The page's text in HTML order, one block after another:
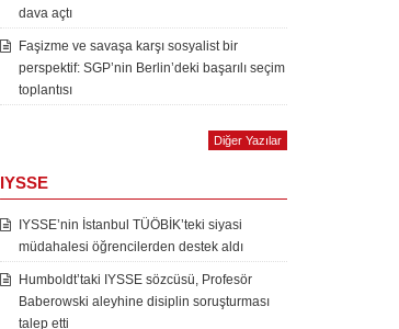
dava açtı
Faşizme ve savaşa karşı sosyalist bir
perspektif: SGP’nin Berlin’deki başarılı seçim
toplantısı
Diğer Yazılar
IYSSE
IYSSE’nin İstanbul TÜÖBİK’teki siyasi
müdahalesi öğrencilerden destek aldı
Humboldt’taki IYSSE sözcüsü, Profesör
Baberowski aleyhine disiplin soruşturması
talep etti